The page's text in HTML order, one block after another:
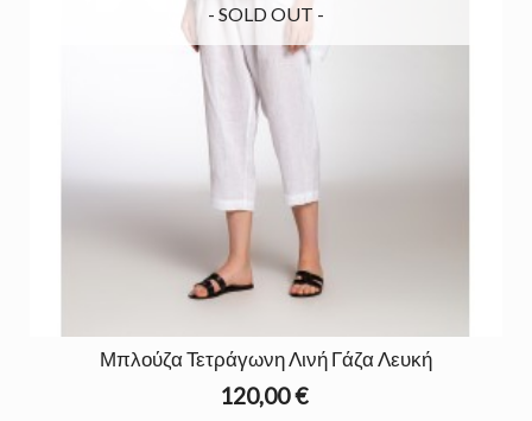
- SOLD OUT -
Μπλούζα Τετράγωνη Λινή Γάζα Λευκή
120,00 €